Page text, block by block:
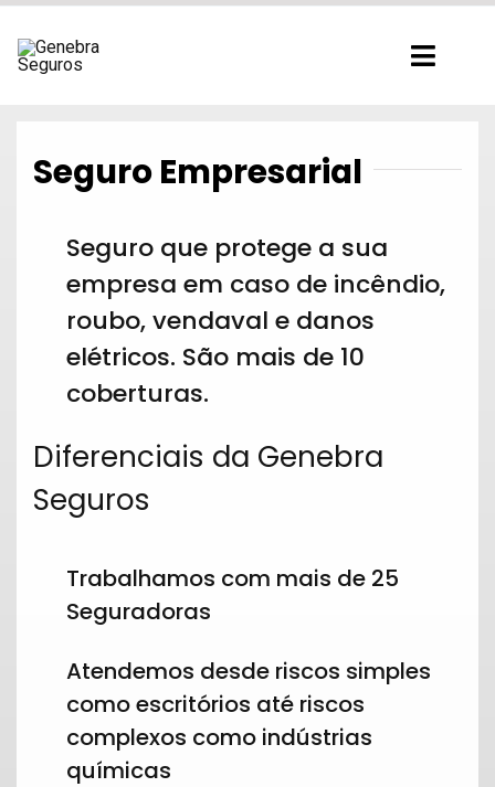
para
Seguro Empresarial
Seguro que protege a sua
empresa em caso de incêndio,
roubo, vendaval e danos
elétricos. São mais de 10
coberturas.
Diferenciais da Genebra
Seguros
Trabalhamos com mais de 25
Seguradoras
Atendemos desde riscos simples
como escritórios até riscos
complexos como indústrias
químicas